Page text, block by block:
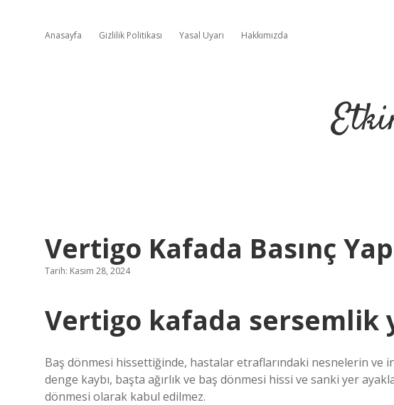
Anasayfa Gizlilik Politikası Yasal Uyarı Hakkımızda
Vertigo Kafada Basınç
Tarih: Kasım 28, 2024
Vertigo kafada sersemlik
Baş dönmesi hissettiğinde, hastalar etraflarındaki nesnelerin ve
denge kaybı, başta ağırlık ve baş dönmesi hissi ve sanki yer
dönmesi olarak kabul edilmez.